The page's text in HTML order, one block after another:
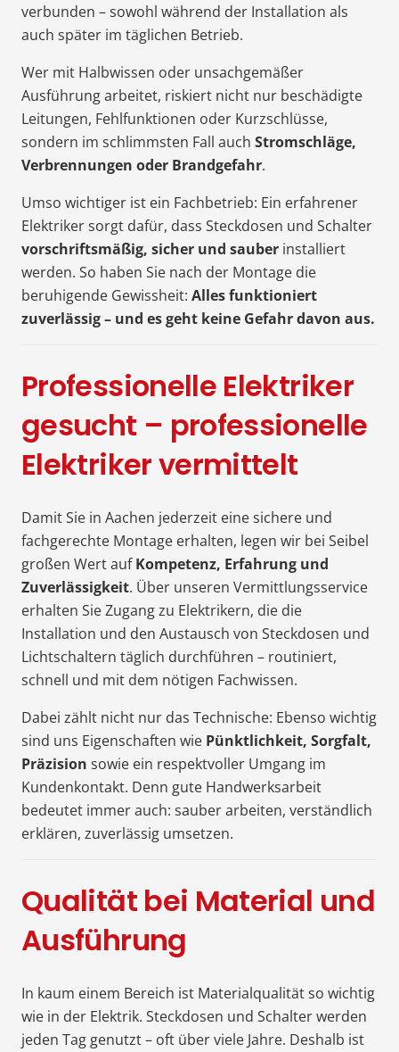
verbunden – sowohl während der Installation als
auch später im täglichen Betrieb.
Wer mit Halbwissen oder unsachgemäßer
Ausführung arbeitet, riskiert nicht nur beschädigte
Leitungen, Fehlfunktionen oder Kurzschlüsse,
sondern im schlimmsten Fall auch Stromschläge,
Verbrennungen oder Brandgefahr.
Umso wichtiger ist ein Fachbetrieb: Ein erfahrener
Elektriker sorgt dafür, dass Steckdosen und Schalter
vorschriftsmäßig, sicher und sauber installiert
werden. So haben Sie nach der Montage die
beruhigende Gewissheit: Alles funktioniert
zuverlässig – und es geht keine Gefahr davon aus.
Professionelle Elektriker
gesucht – professionelle
Elektriker vermittelt
Damit Sie in Aachen jederzeit eine sichere und
fachgerechte Montage erhalten, legen wir bei Seibel
großen Wert aufKompetenz, Erfahrung und
Zuverlässigkeit. Über unseren Vermittlungsservice
erhalten Sie Zugang zu Elektrikern, die die
Installation und den Austausch von Steckdosen und
Lichtschaltern täglich durchführen – routiniert,
schnell und mit dem nötigen Fachwissen.
Dabei zählt nicht nur das Technische: Ebenso wichtig
sind uns Eigenschaften wie Pünktlichkeit, Sorgfalt,
Präzision sowie ein respektvoller Umgang im
Kundenkontakt. Denn gute Handwerksarbeit
bedeutet immer auch: sauber arbeiten, verständlich
erklären, zuverlässig umsetzen.
Qualität bei Material und
Ausführung
In kaum einem Bereich ist Materialqualität so wichtig
wie in der Elektrik. Steckdosen und Schalter werden
jeden Tag genutzt – oft über viele Jahre. Deshalb ist